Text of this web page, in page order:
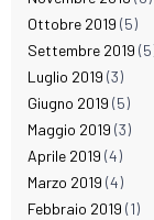
Ottobre 2019 (5)
Settembre 2019
Luglio 2019 (3)
Giugno 2019 (5)
Maggio 2019 (3)
Aprile 2019 (4)
Marzo 2019 (4)
Febbraio 2019 (1)